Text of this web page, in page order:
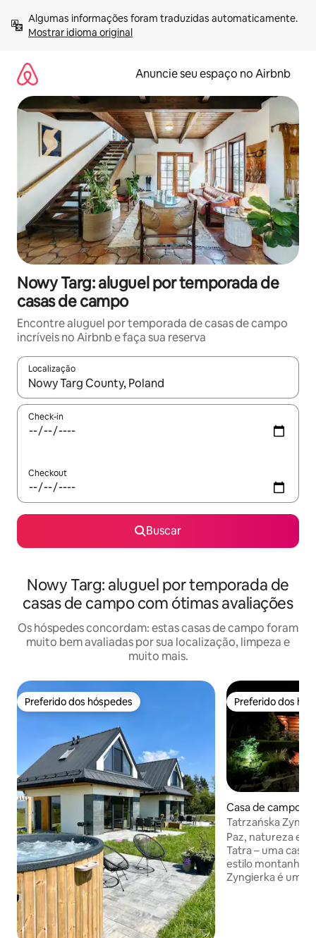
para
Mostrar idioma original
Anuncie seu espaço no Airbnb
Nowy Targ: aluguel por temporada de
casas de campo
Encontre aluguel por temporada de casas de campo
incríveis no Airbnb e faça sua reserva
Localização
Quando os resultados estiverem disponíveis, explore-os
Check-in
Checkout
Buscar
Nowy Targ: aluguel por temporada de
casas de campo com ótimas avaliações
Os hóspedes concordam: estas casas de campo foram
muito bem avaliadas por sua localização, limpeza e
muito mais.
Preferido dos hóspedes
Preferido dos hóspedes Preferido dos
Preferido dos
Casa de campo ⋅
Tatrzańska
as montanhas
Paz, natureza e
Tatra – uma casa
estilo
Zyngierka é uma